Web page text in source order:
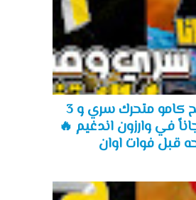
طريقة فتح كامو متحرك سري و 3
في وارزون اندغيم 🔥
قبل فوات اوان